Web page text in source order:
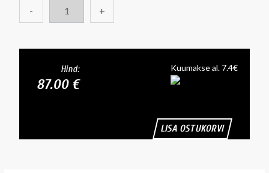
- +
Hind:
87.00 €
Kuumakse al. 7.4€
LISA OSTUKORVI